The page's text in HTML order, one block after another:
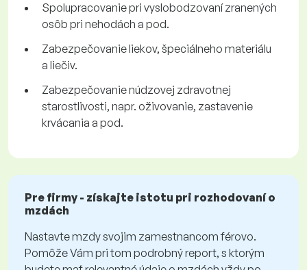
Spolupracovanie pri vyslobodzovaní zranených
osôb pri nehodách a pod.
Zabezpečovanie liekov, špeciálneho materiálu
a liečiv.
Zabezpečovanie núdzovej zdravotnej
starostlivosti, napr. oživovanie, zastavenie
krvácania a pod.
Pre firmy - získajte istotu pri rozhodovaní o
mzdách
Nastavte mzdy svojim zamestnancom férovo.
Pomôže Vám pri tom podrobný report, s ktorým